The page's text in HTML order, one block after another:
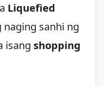
Liquefied
naging sanhi ng
isang shopping